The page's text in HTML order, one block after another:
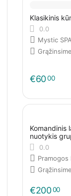
Klasikinis
0.0
Mystic
€6000
Komandinis
nuotykis
0.0
Pramogos
€20000